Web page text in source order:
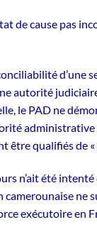
de cause pas
d’une
autorité
le PAD ne
administrative
être qualifiés de «
n’ait été
ne
exécutoire en